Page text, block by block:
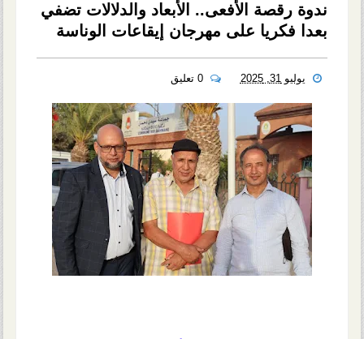
ندوة رقصة الأفعى.. الأبعاد والدلالات تضفي
بعدا فكريا على مهرجان إيقاعات الوناسة
يوليو 31, 2025 0 تعليق